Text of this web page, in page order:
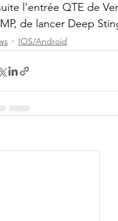
l'entrée QTE de
de lancer Deep
IOS/Android